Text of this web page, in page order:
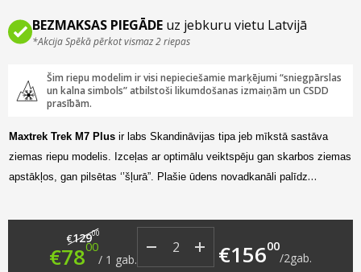
BEZMAKSAS PIEGĀDE uz jebkuru vietu Latvijā
*Akcija Spēkā pērkot vismaz 2 riepas
Šim riepu modelim ir visi nepieciešamie marķējumi “sniegpārslas
un kalna simbols” atbilstoši likumdošanas izmaiņām un CSDD
prasībām.
Maxtrek Trek M7 Plus ir labs Skandināvijas tipa jeb mīkstā sastāva
ziemas riepu modelis. Izceļas ar optimālu veiktspēju gan skarbos ziemas
apstākļos, gan pilsētas ‘’šļurā”. Plašie ūdens novadkanāli palīdz
€12900 Original price was: €129.00.
€7800 Current price is: €78.00.
/ 1 gab. €15600
/2gab.